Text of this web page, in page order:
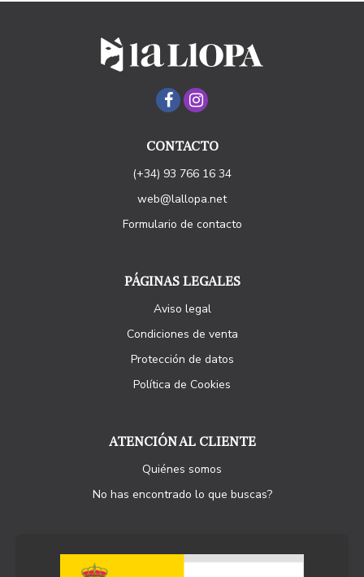
CONTACTO
(+34) 93 766 16 34
web@lallopa.net
Formulario de contacto
PÁGINAS LEGALES
Aviso legal
Condiciones de venta
Protección de datos
Política de Cookies
ATENCIÓN AL CLIENTE
Quiénes somos
No has encontrado lo que buscas?